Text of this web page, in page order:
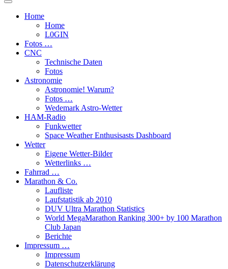
Toggle
search
field
Home
Home
L​0​​GIN
Fotos …
CNC
Technische Daten
Fotos
Astronomie
Astronomie! Warum?
Fotos …
Wedemark Astro-Wetter
HAM-Radio
Funkwetter
Space Weather Enthusisasts Dashboard
Wetter
Eigene Wetter-Bilder
Wetterlinks …
Fahrrad …
Marathon & Co.
Laufliste
Laufstatistik ab 2010
DUV Ultra Marathon Statistics
World MegaMarathon Ranking 300+ by 100 Marathon
Club Japan
Berichte
Impressum …
Impressum
Datenschutzerklärung